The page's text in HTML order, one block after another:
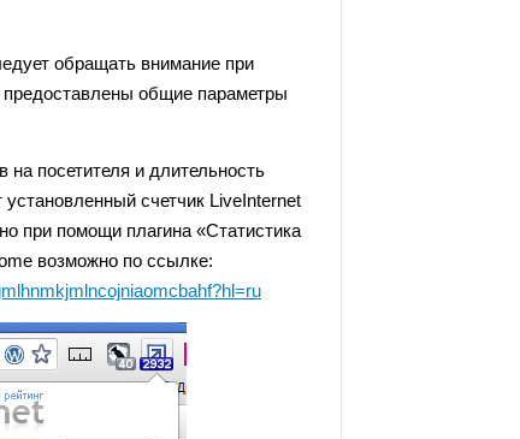
обращать внимание при
общие параметры
на посетителя и длительность
счетчик LiveInternet
при помощи плагина «Статистика
возможно по ссылке: